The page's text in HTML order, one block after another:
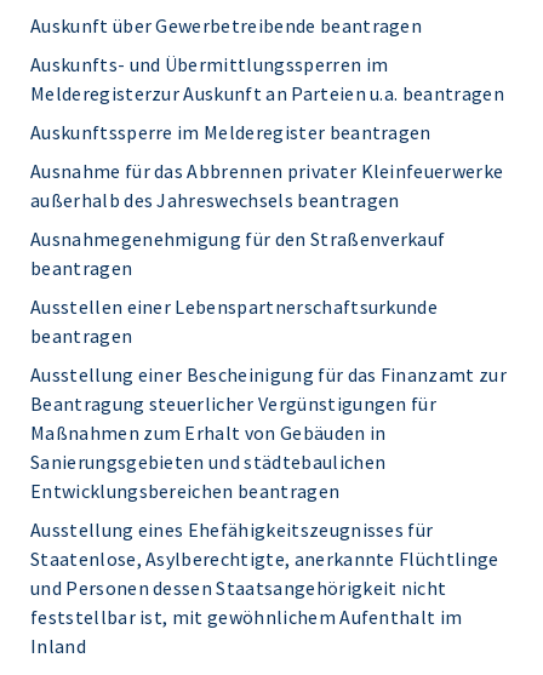
Auskunft über Gewerbetreibende beantragen
Auskunfts- und Übermittlungssperren im
Melderegisterzur Auskunft an Parteien u.a. beantragen
Auskunftssperre im Melderegister beantragen
Ausnahme für das Abbrennen privater Kleinfeuerwerke
außerhalb des Jahreswechsels beantragen
Ausnahmegenehmigung für den Straßenverkauf
beantragen
Ausstellen einer Lebenspartnerschaftsurkunde
beantragen
Ausstellung einer Bescheinigung für das Finanzamt zur
Beantragung steuerlicher Vergünstigungen für
Maßnahmen zum Erhalt von Gebäuden in
Sanierungsgebieten und städtebaulichen
Entwicklungsbereichen beantragen
Ausstellung eines Ehefähigkeitszeugnisses für
Staatenlose, Asylberechtigte, anerkannte Flüchtlinge
und Personen dessen Staatsangehörigkeit nicht
feststellbar ist, mit gewöhnlichem Aufenthalt im
Inland